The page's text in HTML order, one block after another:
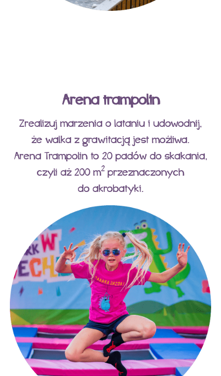
Arena trampolin
Zrealizuj marzenia o lataniu i udowodnij,
że walka z grawitacją jest możliwa.
Arena Trampolin to 20 padów do skakania,
czyli aż 200 m2przeznaczonych
do akrobatyki.